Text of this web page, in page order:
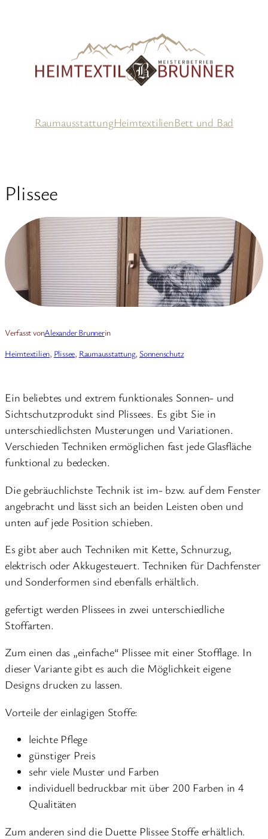
RaumausstattungHeimtextilienBett und Bad
Plissee
Verfasst vonAlexander Brunnerin
Heimtextilien, Plissee, Raumausstattung, Sonnenschutz
Ein beliebtes und extrem funktionales Sonnen- und
Sichtschutzprodukt sind Plissees. Es gibt Sie in
unterschiedlichsten Musterungen und Variationen.
Verschieden Techniken ermöglichen fast jede Glasfläche
funktional zu bedecken.
Die gebräuchlichste Technik ist im- bzw. auf dem Fenster
angebracht und lässt sich an beiden Leisten oben und
unten auf jede Position schieben.
Es gibt aber auch Techniken mit Kette, Schnurzug,
elektrisch oder Akkugesteuert. Techniken für Dachfenster
und Sonderformen sind ebenfalls erhältlich.
gefertigt werden Plissees in zwei unterschiedliche
Stoffarten.
Zum einen das „einfache“ Plissee mit einer Stofflage. In
dieser Variante gibt es auch die Möglichkeit eigene
Designs drucken zu lassen.
Vorteile der einlagigen Stoffe:
leichte Pflege
günstiger Preis
sehr viele Muster und Farben
individuell bedruckbar mit über 200 Farben in 4
Qualitäten
Zum anderen sind die Duette Plissee Stoffe erhältlich.